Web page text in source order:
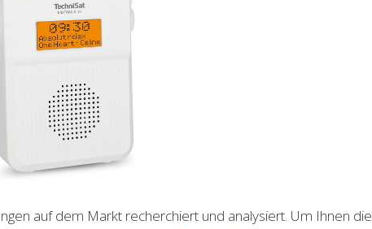
auf dem Markt recherchiert und analysiert. Um Ihnen die